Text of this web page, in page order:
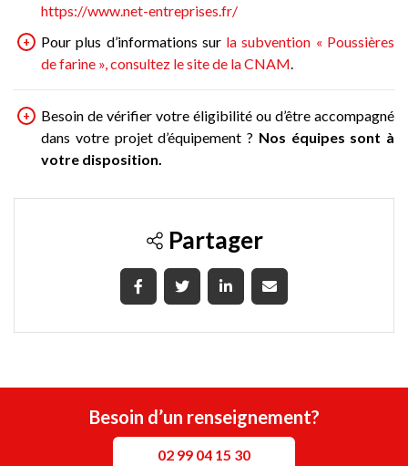
https://www.net-entreprises.fr/
Pour plus d’informations sur la subvention « Poussières
de farine », consultez le site de la CNAM.
Besoin de vérifier votre éligibilité ou d’être accompagné
dans votre projet d’équipement ? Nos équipes sont à
votre disposition.
Partager
Besoin d’un renseignement?
02 99 04 15 30